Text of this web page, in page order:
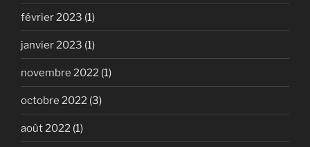
février 2023 (1)
janvier 2023 (1)
novembre 2022 (1)
octobre 2022 (3)
août 2022 (1)